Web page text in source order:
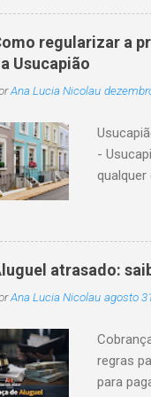
1.845,
o
o
adotado
parcial,
regularizar a
Usucapião
Ana Lucia Nicolau
-
qualquer
que a
Com a
1.244,
atrasado:
Ana Lucia Nicolau agosto
regras
para